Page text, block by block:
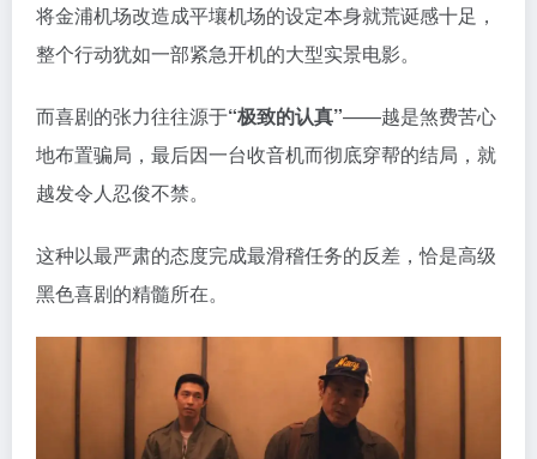
将金浦机场改造成平壤机场的设定本身就荒诞感十足，
整个行动犹如一部紧急开机的大型实景电影。
而喜剧的张力往往源于“极致的认真”——越是煞费苦心
地布置骗局，最后因一台收音机而彻底穿帮的结局，就
越发令人忍俊不禁。
这种以最严肃的态度完成最滑稽任务的反差，恰是高级
黑色喜剧的精髓所在。